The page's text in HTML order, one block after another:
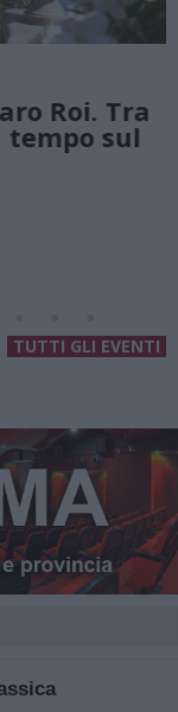
Roi. Tra
sul
TUTTI GLI EVENTI